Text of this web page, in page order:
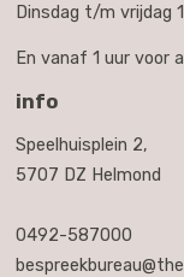
Dinsdag t/m vrijdag
En vanaf 1 uur voor
info
Speelhuisplein 2,
5707 DZ Helmond
0492-587000